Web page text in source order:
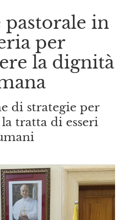
in
per
la dignità
di strategie per
tratta di esseri